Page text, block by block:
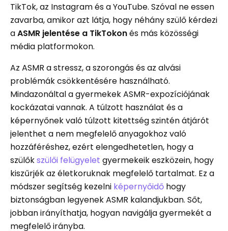
TikTok, az Instagram és a YouTube. Szóval ne essen
zavarba, amikor azt látja, hogy néhány szülő kérdezi
aASMR jelentése a TikTokonés más közösségi
média platformokon.
Az ASMR a stressz, a szorongás és az alvási
problémák csökkentésére használható.
Mindazonáltal a gyermekek ASMR-expozíciójának
kockázatai vannak. A túlzott használat és a
képernyőnek való túlzott kitettség szintén átjárót
jelenthet a nem megfelelő anyagokhoz való
hozzáféréshez, ezért elengedhetetlen, hogy a
szülőkszülői felügyelet gyermekeik eszközein, hogy
kiszűrjék az életkoruknak megfelelő tartalmat. Ez a
módszer segítség kezelni képernyőidő hogy
biztonságban legyenek ASMR kalandjukban. Sőt,
jobban irányíthatja, hogyan navigálja gyermekét a
megfelelő irányba.